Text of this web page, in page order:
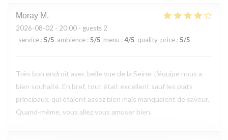
Moray M
2026-08-02 - 20:00 - guests 2
service : 5/5 ambience : 5/5 menu : 4/5 quality_price : 5/5
Très bon endroit avec belle vue de la Seine. L'équipe nous a
bien souhaité. En bref, tout était excellent sauf les plats
principaux, qui étaient assez bien mais manquaient de saveur.
Quand-même, vous allez vous amuser bien.